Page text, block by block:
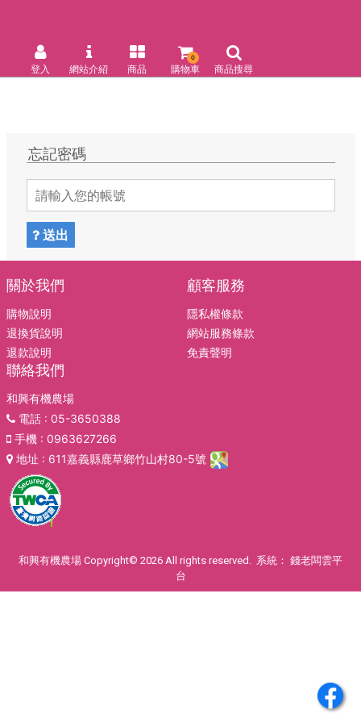
登入 網站介紹 商品 購物車
0
商品搜尋
忘記密碼
送出
關於我們
購物說明
退換貨說明
退款說明
顧客服務
隱私權條款
網站服務條款
免責聲明
聯絡我們
和興有機農場
電話: 05-3650388
手機 : 0963627266
地址 : 611嘉義縣鹿草鄉竹山村80-5號
和興有機農場 Copyright© 2026 All rights reserved. 系統： 錢老闆雲平
台